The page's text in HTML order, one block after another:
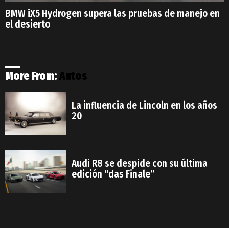
BMW iX5 Hydrogen supera las pruebas de manejo en
el desierto
More From:Autos
La influencia de Lincoln en los años
20
Audi R8 se despide con su última
edición “das Finale”